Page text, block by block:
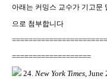
아래는 커밍스 교수가 기고문
으로 첨부합니다
===================
24. New York Times, June